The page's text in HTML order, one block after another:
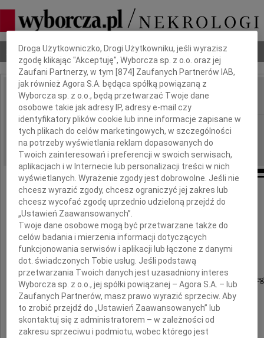
Nekrologi Odeszli Poradnik pogrzebowy
IMIĘ I NAZWISKO:
REGION: Bydgoszcz
DATA EMISJI: 29.12.2012
Andrzejowi Baranowskiemu
Dyrektorowi Generalnemu Urzędu
wyrazy współczucia z powodu śmierci
Dbamy o Twoją prywatność
Droga Użytkowniczko, Drogi Użytkowniku, jeśli wyrazisz
zgodę klikając "Akceptuję", Wyborcza sp. z o.o. oraz jej
Zaufani Partnerzy, w tym [874 ] Zaufanych Partnerów IAB,
jak również Agora S.A. będąca spółką powiązaną z
Wyborcza sp. z o.o., będą przetwarzać Twoje dane
osobowe takie jak adresy IP, adresy e-mail czy
identyfikatory plików cookie lub inne informacje zapisane w
tych plikach do celów marketingowych, w szczególności
na potrzeby wyświetlania reklam dopasowanych do
Twoich zainteresowań i preferencji w swoich serwisach,
aplikacjach i w Internecie lub personalizacji treści w nich
wyświetlanych. Wyrażenie zgody jest dobrowolne. Jeśli nie
chcesz wyrazić zgody, chcesz ograniczyć jej zakres lub
chcesz wycofać zgodę uprzednio udzieloną przejdź do
„Ustawień Zaawansowanych”.
Twoje dane osobowe mogą być przetwarzane także do
celów badania i mierzenia informacji dotyczących
funkcjonowania serwisów i aplikacji lub łączone z danymi
dot. świadczonych Tobie usług. Jeśli podstawą
przetwarzania Twoich danych jest uzasadniony interes
Wyborcza sp. z o.o., jej spółki powiązanej – Agora S.A. – lub
Zaufanych Partnerów, masz prawo wyrazić sprzeciw. Aby
to zrobić przejdź do „Ustawień Zaawansowanych” lub
skontaktuj się z administratorem – w zależności od
zakresu sprzeciwu i podmiotu, wobec którego jest